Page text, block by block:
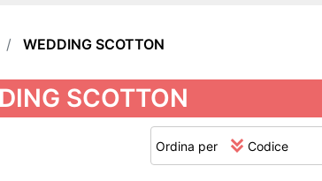
WEDDING SCOTTON
SCOTTON
Ordina per